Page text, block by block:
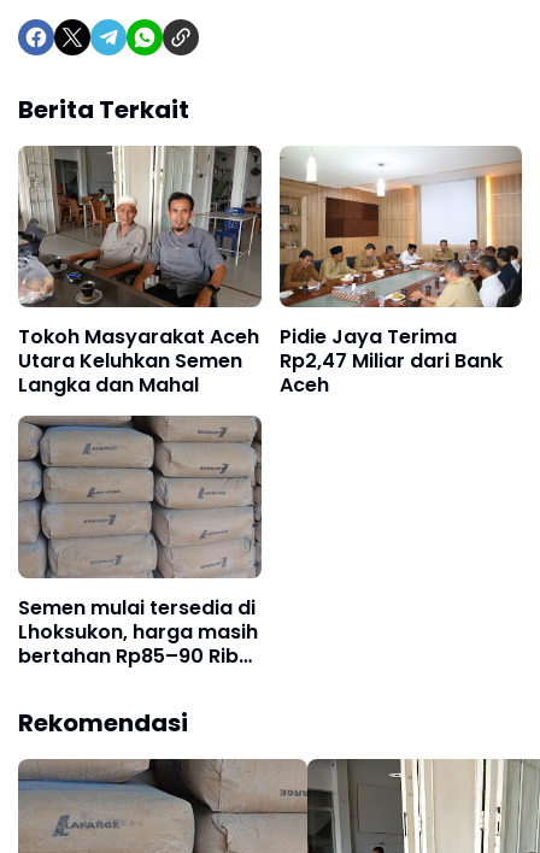
Berita Terkait
Tokoh Masyarakat Aceh
Utara Keluhkan Semen
Langka dan Mahal
Pidie Jaya Terima
Rp2,47 Miliar dari Bank
Aceh
Semen mulai tersedia di
Lhoksukon, harga masih
bertahan Rp85–90 Ribu
Rekomendasi